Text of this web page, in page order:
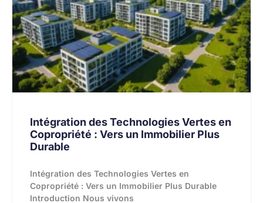
Intégration des Technologies Vertes en
Copropriété : Vers un Immobilier Plus
Durable
Intégration des Technologies Vertes en
Copropriété : Vers un Immobilier Plus Durable
Introduction Nous vivons